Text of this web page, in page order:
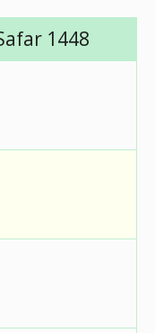
1448